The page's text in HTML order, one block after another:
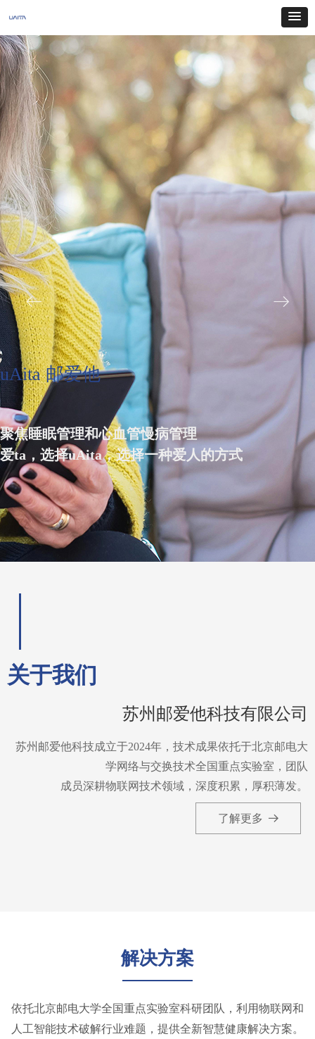
解决方案
依托北京邮电大学全国重点实验室科研团队，利用物联网和
人工智能技术破解行业难题，提供全新智慧健康解决方案。
关于我们
苏州邮爱他科技有限公司
苏州邮爱他科技成立于2024年，技术成果依托于北京邮电大
学网络与交换技术全国重点实验室，团队
成员深耕物联网技术领域，深度积累，厚积薄发。
了解更多 뀠
uAita 邮爱他
聚焦睡眠管理和心血管慢病管理
爱ta，选择uAita，选择一种爱人的方式
uAita Lite 智能戒指
全方位数据监测，简约不凡
查看更多 >
ꂃ ꁹ